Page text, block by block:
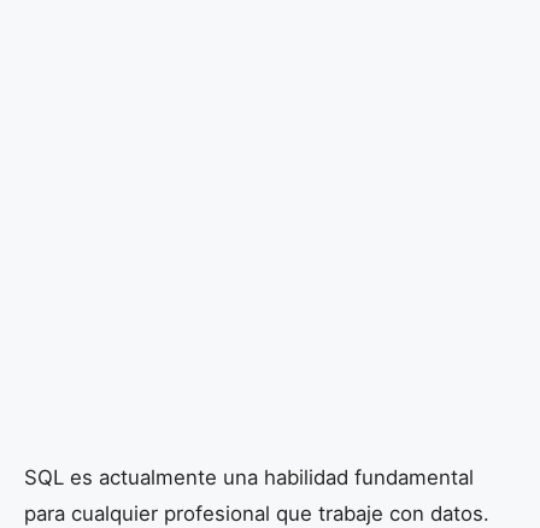
SQL es actualmente una habilidad fundamental
para cualquier profesional que trabaje con datos.